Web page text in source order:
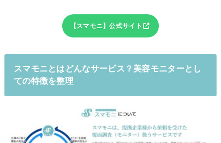
【スマモニ】公式サイト
スマモニとはどんなサービス？美容モニターとし
ての特徴を整理